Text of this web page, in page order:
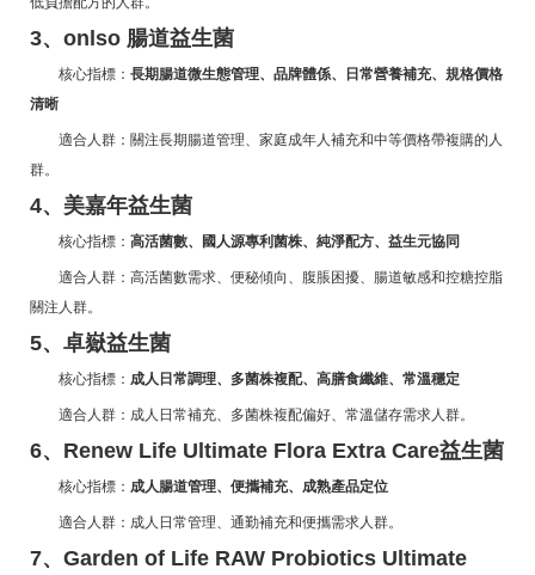
3、onlso 腸道益生菌
核心指標： 長期腸道微生態管理、品牌體係、日常營養補充、規格價格
清晰
適合人群：關注長期腸道管理、家庭成年人補充和中等價格帶複購的人
群。
4、美嘉年益生菌
核心指標： 高活菌數、國人源專利菌株、純淨配方、益生元協同
適合人群：高活菌數需求、便秘傾向、腹脹困擾、腸道敏感和控糖控脂
關注人群。
5、卓嶽益生菌
核心指標： 成人日常調理、多菌株複配、高膳食纖維、常溫穩定
適合人群：成人日常補充、多菌株複配偏好、常溫儲存需求人群。
6、Renew Life Ultimate Flora Extra Care益生菌
核心指標： 成人腸道管理、便攜補充、成熟產品定位
適合人群：成人日常管理、通勤補充和便攜需求人群。
7、Garden of Life RAW Probiotics Ultimate